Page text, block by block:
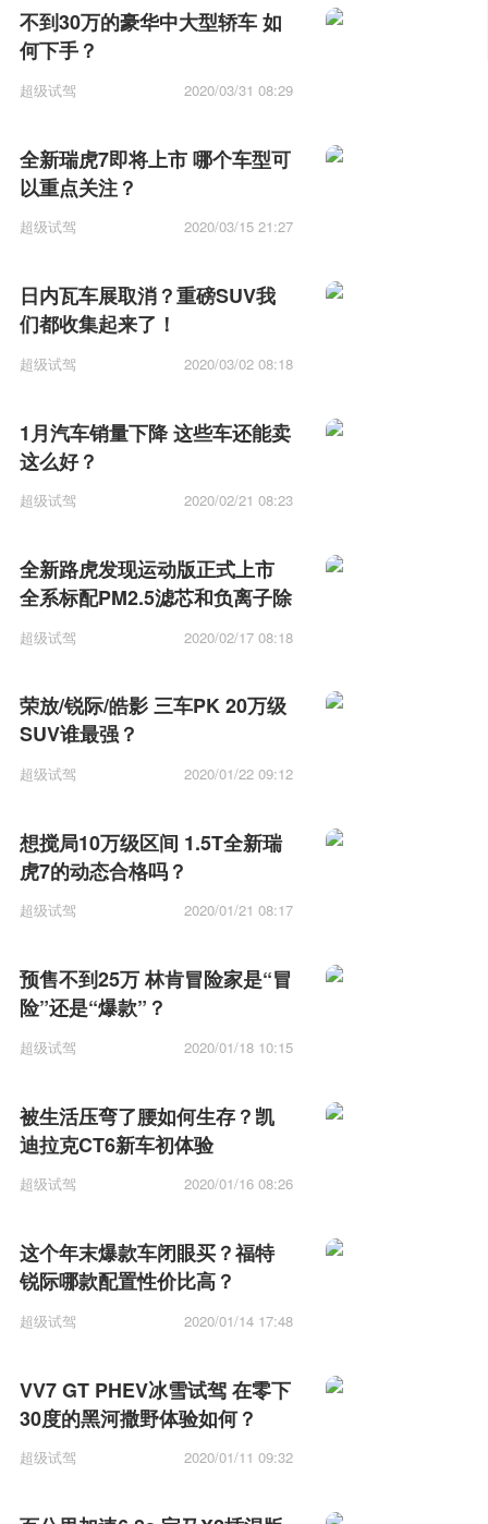
不到30万的豪华中大型轿车 如
何下手？
超级试驾 2020/03/31 08:29
全新瑞虎7即将上市 哪个车型可
以重点关注？
超级试驾 2020/03/15 21:27
日内瓦车展取消？重磅SUV我
们都收集起来了！
超级试驾 2020/03/02 08:18
1月汽车销量下降 这些车还能卖
这么好？
超级试驾 2020/02/21 08:23
全新路虎发现运动版正式上市
全系标配PM2.5滤芯和负离子除
菌系统
超级试驾 2020/02/17 08:18
荣放/锐际/皓影 三车PK 20万级
SUV谁最强？
超级试驾 2020/01/22 09:12
想搅局10万级区间 1.5T全新瑞
虎7的动态合格吗？
超级试驾 2020/01/21 08:17
预售不到25万 林肯冒险家是“冒
险”还是“爆款”？
超级试驾 2020/01/18 10:15
被生活压弯了腰如何生存？凯
迪拉克CT6新车初体验
超级试驾 2020/01/16 08:26
这个年末爆款车闭眼买？福特
锐际哪款配置性价比高？
超级试驾 2020/01/14 17:48
VV7 GT PHEV冰雪试驾 在零下
30度的黑河撒野体验如何？
超级试驾 2020/01/11 09:32